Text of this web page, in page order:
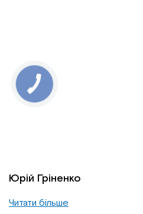
Юрій Гріненко
Читати більше